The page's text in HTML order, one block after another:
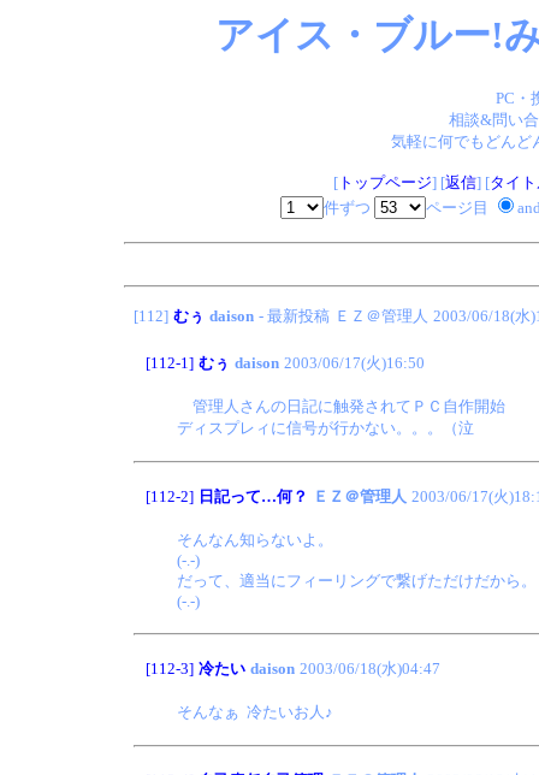
アイス・ブルー!
PC・
相談&問い
気軽に何でもどん
[トップページ] [返信] [タイ
件ずつ
ページ目
[112] むぅ daison - 最新投稿 ＥＺ＠管理人 2003/06/18(水
[112-1] むぅ daison 2003/06/17(火)16:50
管理人さんの日記に触発されてＰＣ自作開始
ディスプレィに信号が行かない。。。（泣
[112-2] 日記って…何？ ＥＺ＠管理人 2003/06/17(火
そんなん知らないよ。
(-.-)
だって、適当にフィーリングで繋げただけだから。
(-.-)
[112-3] 冷たい daison 2003/06/18(水)04:47
そんなぁ 冷たいお人♪